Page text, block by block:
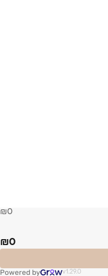
0
0
Powered by v1.29.0